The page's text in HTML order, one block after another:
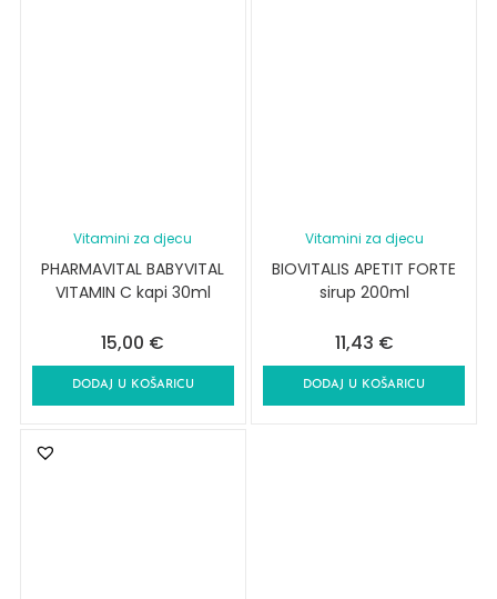
Vitamini za djecu
PHARMAVITAL BABYVITAL
VITAMIN C kapi 30ml
15,00 €
DODAJ U KOŠARICU
Vitamini za djecu
BIOVITALIS APETIT FORTE
sirup 200ml
11,43 €
DODAJ U KOŠARICU